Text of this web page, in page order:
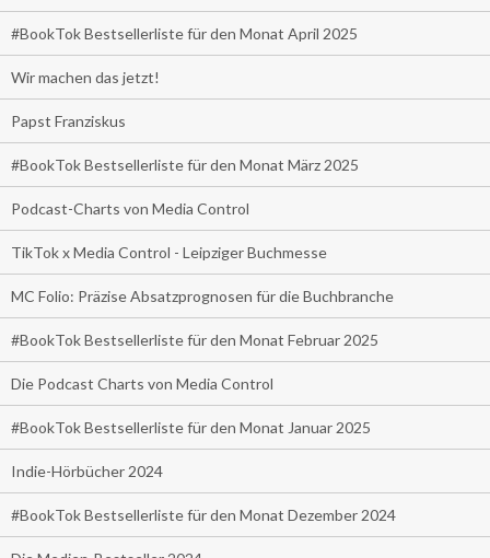
#BookTok Bestsellerliste für den Monat April 2025
Wir machen das jetzt!
Papst Franziskus
#BookTok Bestsellerliste für den Monat März 2025
Podcast-Charts von Media Control
TikTok x Media Control - Leipziger Buchmesse
MC Folio: Präzise Absatzprognosen für die Buchbranche
#BookTok Bestsellerliste für den Monat Februar 2025
Die Podcast Charts von Media Control
#BookTok Bestsellerliste für den Monat Januar 2025
Indie-Hörbücher 2024
#BookTok Bestsellerliste für den Monat Dezember 2024